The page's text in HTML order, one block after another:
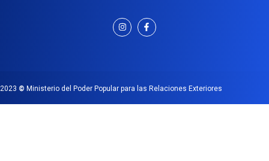
2023 © Ministerio del Poder Popular para las Relaciones Exteriores